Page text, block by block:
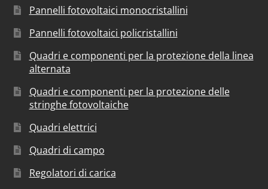
Pannelli fotovoltaici monocristallini
Pannelli fotovoltaici policristallini
Quadri e componenti per la protezione della linea
alternata
Quadri e componenti per la protezione delle
stringhe fotovoltaiche
Quadri elettrici
Quadri di campo
Regolatori di carica